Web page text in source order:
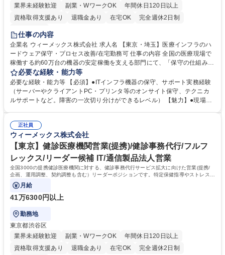
業界未経験歓迎 副業・WワークOK
年間休日120日以上
資格取得支援あり
退職金あり 在宅OK
完全週休2日制
土日祝休み
仕事の内容
企業名 ウィーメックス株式会社 求人名 【東京・埼玉】医療インフラのハ
ードウェア保守・プロセス改善/在宅勤務可 仕事の内容 全国の医療現場で
稼働する約60万台の機器の安定稼働を支える部門にて、「保守の仕組みづ
くり」「業務改善」「委託先管理」をお任せします。※実際の現地作業は
外部の保守会社が担当するため、現地対応は原則なし。 【STEP1】障害
切り分けや周辺機器の保守スキーム構築といった上流業務の第一歩を経験
(入社～半年）【STEP2】委託先の管理を通じ、データ分析やKPI運用、求
画・実行。他部門と連携しながら、保守スキームを再構築する実務リーダ
ーとして活躍します。 募集職種 【東京・埼玉】医療インフラのハードウ
ェア保守・プロセス改善/在宅勤務可
必要な経験・能力等
必要な経験・能力等 【必須】●ITインフラ機器の保守、サポート実務経験
（サーバーやクライアントPC・プリンタ等のオンサイト保守、テクニカ
ルサポートなど。障害の一次切り分けができるレベル） 【魅力】●現場か
できる環境です。●医療インフラを支える社会的意義： 全国の“止められな
い医療現場”を裏側から支える、使命感の大きな仕事です。●柔軟な働き
方： 在宅勤務やフレックスを柔軟に利用でき、ワークライフバランスを整
えやすい環境です。 学歴・資格 学歴：大学院 大学 高専 短大 専修学校 高
校 語学力： 資格：
正社員
ウィーメックス株式会社
【東京】健診医療機関営業(提携)/健診事務代行/フルフ
レックス/リーダー候補 IT/通信製品法人営業
全国3000の提携健診医療機関に対する、健診事務代行サービス拡大に向けた営業(提携/
企画、運用調整、契約調整も含む）リーダーポジションです。特定保健指導やストレスチ
ェック等の付加価値サービスを提案。
月給
41万6300円以上
勤務地
東京都渋谷区
業界未経験歓迎
副業・WワークOK
年間休日120日以上
資格取得支援あり
退職金あり 在宅OK
完全週休2日制